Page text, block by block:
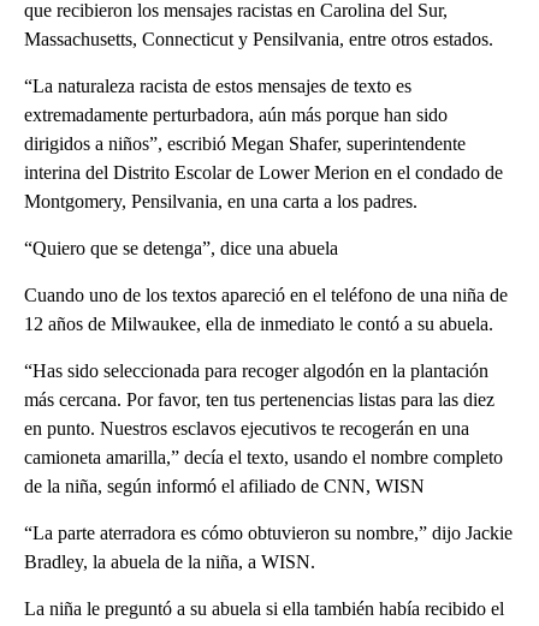
que recibieron los mensajes racistas en Carolina del Sur,
Massachusetts, Connecticut y Pensilvania, entre otros estados.
“La naturaleza racista de estos mensajes de texto es
extremadamente perturbadora, aún más porque han sido
dirigidos a niños”, escribió Megan Shafer, superintendente
interina del Distrito Escolar de Lower Merion en el condado de
Montgomery, Pensilvania, en una carta a los padres.
“Quiero que se detenga”, dice una abuela
Cuando uno de los textos apareció en el teléfono de una niña de
12 años de Milwaukee, ella de inmediato le contó a su abuela.
“Has sido seleccionada para recoger algodón en la plantación
más cercana. Por favor, ten tus pertenencias listas para las diez
en punto. Nuestros esclavos ejecutivos te recogerán en una
camioneta amarilla,” decía el texto, usando el nombre completo
de la niña, según informó el afiliado de CNN, WISN
“La parte aterradora es cómo obtuvieron su nombre,” dijo Jackie
Bradley, la abuela de la niña, a WISN.
La niña le preguntó a su abuela si ella también había recibido el